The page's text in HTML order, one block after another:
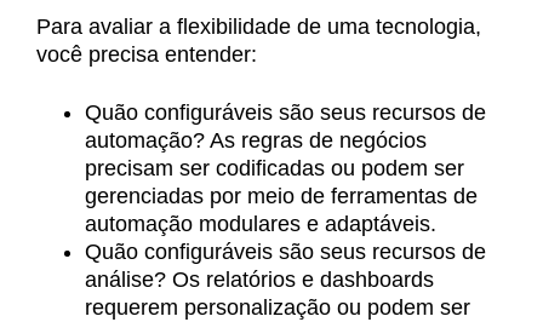
Para avaliar a flexibilidade de uma tecnologia,
você precisa entender:
Quão configuráveis são seus recursos de
automação? As regras de negócios
precisam ser codificadas ou podem ser
gerenciadas por meio de ferramentas de
automação modulares e adaptáveis.
Quão configuráveis são seus recursos de
análise? Os relatórios e dashboards
requerem personalização ou podem ser